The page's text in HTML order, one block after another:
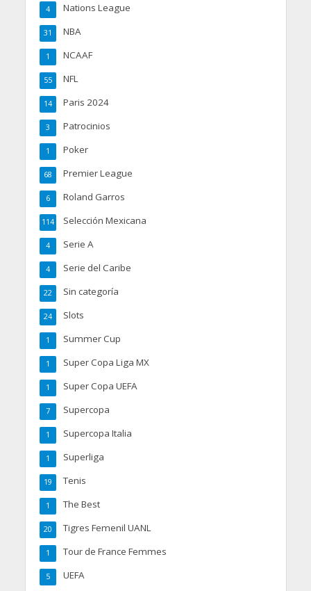
Nations League
4
NBA
31
NCAAF
1
NFL
55
Paris 2024
14
Patrocinios
3
Poker
1
Premier League
68
Roland Garros
6
Selección Mexicana
114
Serie A
4
Serie del Caribe
4
Sin categoría
22
Slots
24
Summer Cup
1
Super Copa Liga MX
1
Super Copa UEFA
1
Supercopa
7
Supercopa Italia
1
Superliga
1
Tenis
19
The Best
1
Tigres Femenil UANL
20
Tour de France Femmes
1
UEFA
5